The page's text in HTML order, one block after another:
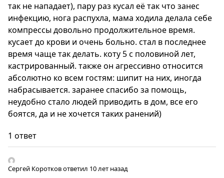
так не нападает), пару раз кусал её так что занес
инфекцию, нога распухла, мама ходила делала себе
компрессы довольно продолжительное время.
кусает до крови и очень больно. стал в последнее
время чаще так делать. коту 5 с половиной лет,
кастрированный. также он агрессивно относится
абсолютно ко всем гостям: шипит на них, иногда
набрасывается. заранее спасибо за помощь,
неудобно стало людей приводить в дом, все его
боятся, да и не хочется таких ранений)
1 ответ
Сергей Коротковответил 10 лет назад